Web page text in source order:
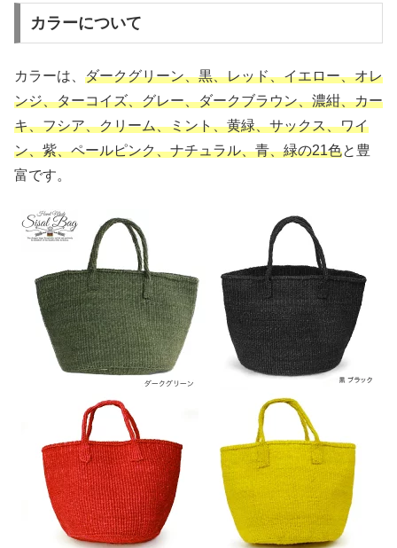
カラーについて
カラーは、 ダークグリーン、黒、レッド、イエロー、オレ
ンジ、ターコイズ、グレー、ダークブラウン、濃紺、カー
キ、フシア、クリーム、ミント、黄緑、サックス、ワイ
ン、紫、ペールピンク、ナチュラル、青、緑の21色と豊
富です。